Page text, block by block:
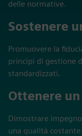
delle normative.
Sostenere
Promuovere la
principi di gestione
standardizzati.
Ottenere
Dimostrare
una qualità